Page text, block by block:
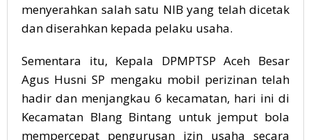
menyerahkan salah satu NIB yang telah dicetak
dan diserahkan kepada pelaku usaha.
Sementara itu, Kepala DPMPTSP Aceh Besar
Agus Husni SP mengaku mobil perizinan telah
hadir dan menjangkau 6 kecamatan, hari ini di
Kecamatan Blang Bintang untuk jemput bola
mempercepat pengurusan izin usaha secara